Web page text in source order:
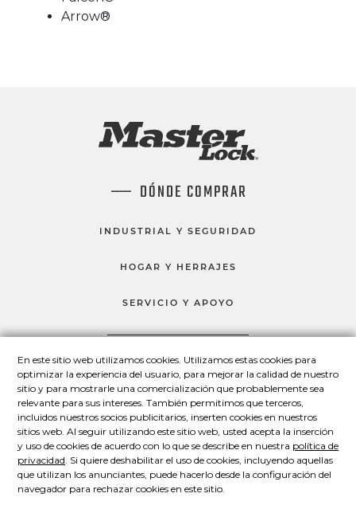
En este sitio web utilizamos cookies. Utilizamos estas cookies para
optimizar la experiencia del usuario, para mejorar la calidad de nuestro
sitio y para mostrarle una comercialización que probablemente sea
relevante para sus intereses. También permitimos que terceros,
incluidos nuestros socios publicitarios, inserten cookies en nuestros
sitios web. Al seguir utilizando este sitio web, usted acepta la inserción
y uso de cookies de acuerdo con lo que se describe en nuestra política de
privacidad. Si quiere deshabilitar el uso de cookies, incluyendo aquellas
que utilizan los anunciantes, puede hacerlo desde la configuración del
navegador para rechazar cookies en este sitio.
Arrow®
DÓNDE COMPRAR
INDUSTRIAL Y SEGURIDAD
HOGAR Y HERRAJES
SERVICIO Y APOYO
Master Lock en Facebook
Master Lock en LinkedIn
Master Lock en Twitter
Master Lock en
© 2026 Master Lock Company LLC.
Contáctenos Conózcanos
Política de privacidad